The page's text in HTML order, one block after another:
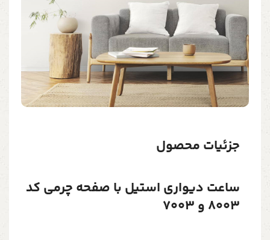
جزئیات محصول
ساعت دیواری استیل با صفحه چرمی کد
8003 و 7003